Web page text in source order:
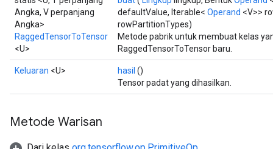
Angka, V perpanjang
Angka>
RaggedTensorToTensor
<U>
defaultValue, Iterable< Operand <V>>
rowPartitionTypes)
Metode pabrik untuk membuat kelas
RaggedTensorToTensor baru.
Keluaran <U> hasil ()
Tensor padat yang dihasilkan.
Metode Warisan